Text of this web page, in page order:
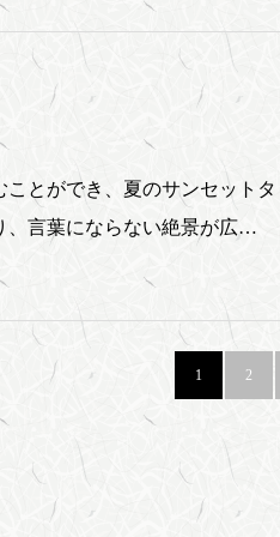
とができ、夏のサンセットタ
、言葉にならない絶景が広…
1 2